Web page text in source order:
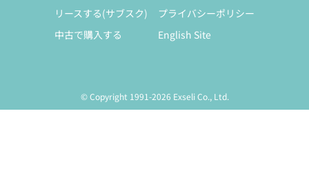
リースする(サブスク)
中古で購入する
プライバシーポリシー
English Site
© Copyright 1991-2026 Exseli Co., Ltd.